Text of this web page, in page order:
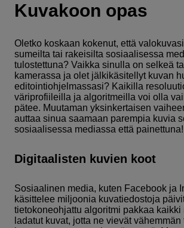
Kuvakoon opas
Oletko koskaan kokenut, että
sumeilta tai rakeisilta sosiaalisessa
tulostettuna? Vaikka sinulla on selkeä
kamerassa ja olet jälkikäsitellyt kuvan
editointiohjelmassasi? Kaikilla
väriprofiileilla ja algoritmeilla voi olla
pätee. Muutaman yksinkertaisen
auttaa sinua saamaan parempia kuvia
sosiaalisessa mediassa että painettuna!
Digitaalisten kuvien koot
Sosiaalinen media, kuten Facebook ja
käsittelee miljoonia kuvatiedostoja
tietokoneohjattu algoritmi pakkaa
ladatut kuvat, jotta ne vievät vähemmän